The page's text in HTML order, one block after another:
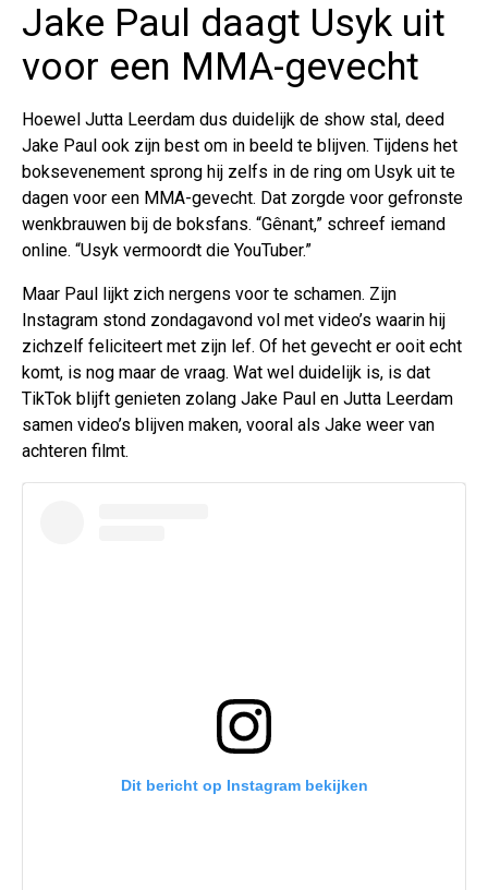
Jake Paul daagt Usyk uit
voor een MMA-gevecht
Hoewel Jutta Leerdam dus duidelijk de show stal, deed
Jake Paul ook zijn best om in beeld te blijven. Tijdens het
boksevenement sprong hij zelfs in de ring om Usyk uit te
dagen voor een MMA-gevecht. Dat zorgde voor gefronste
wenkbrauwen bij de boksfans. “Gênant,” schreef iemand
online. “Usyk vermoordt die YouTuber.”
Maar Paul lijkt zich nergens voor te schamen. Zijn
Instagram stond zondagavond vol met video’s waarin hij
zichzelf feliciteert met zijn lef. Of het gevecht er ooit echt
komt, is nog maar de vraag. Wat wel duidelijk is, is dat
TikTok blijft genieten zolang Jake Paul en Jutta Leerdam
samen video’s blijven maken, vooral als Jake weer van
achteren filmt.
Dit bericht op Instagram bekijken